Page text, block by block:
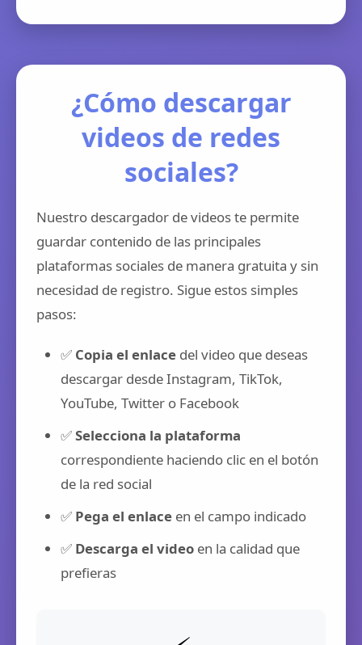
¿Cómo descargar
videos de redes
sociales?
Nuestro descargador de videos te permite
guardar contenido de las principales
plataformas sociales de manera gratuita y sin
necesidad de registro. Sigue estos simples
pasos:
✅ Copia el enlace del video que deseas
descargar desde Instagram, TikTok,
YouTube, Twitter o Facebook
✅Selecciona la plataforma
correspondiente haciendo clic en el botón
de la red social
✅ Pega el enlace en el campo indicado
✅ Descarga el video en la calidad que
prefieras